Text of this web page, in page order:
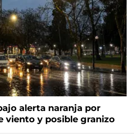
alerta naranja por
viento y posible granizo